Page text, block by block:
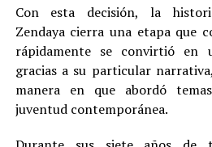
Con esta decisión, la
Zendaya cierra una etapa que
rápidamente se convirtió en
gracias a su particular
manera en que abordó
juventud contemporánea.